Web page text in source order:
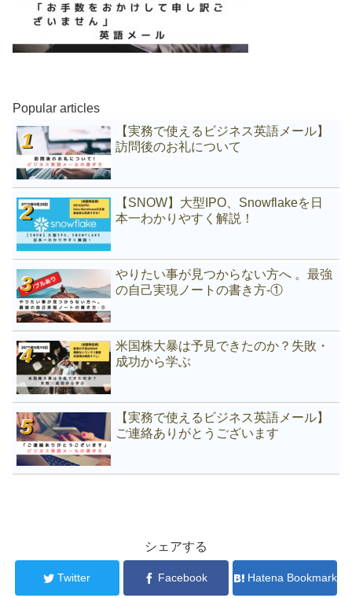
Popular articles
【実務で使えるビジネス英語メール】
訪問後のお礼について
【SNOW】大型IPO、Snowflakeを日
本一わかりやすく解説！
やりたい事が見つからない方へ 。最強
の自己実現ノートの書き方-①
米国株大暴は予見できたのか？失敗・
成功から学ぶ
【実務で使えるビジネス英語メール】
ご連絡ありがとうございます
シェアする
Twitter Facebook Hatena Bookmark